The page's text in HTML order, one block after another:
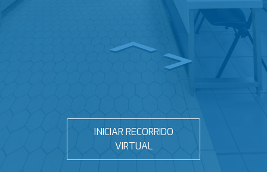
INICIAR RECORRIDO
VIRTUAL